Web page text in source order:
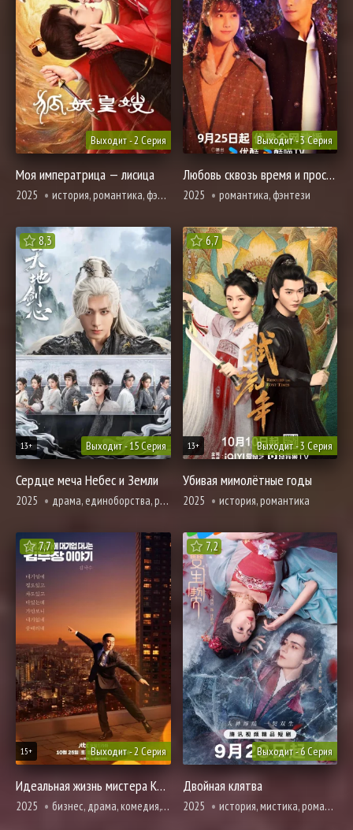
Выходит - 2 Серия
Моя императрица — лисица
2025 история, романтика, фэнтези
Выходит - 3 Серия
Любовь сквозь время и пространство
2025 романтика, фэнтези
8,3
Выходит - 15 Серия
13+
Сердце меча Небес и Земли
2025 драма, единоборства, романтика, фэнтези
6,7
Выходит - 3 Серия
13+
Убивая мимолётные годы
2025 история, романтика
7,7
Выходит - 2 Серия
15+
Идеальная жизнь мистера Кима
2025 бизнес, драма, комедия, повседневность
7,2
Выходит - 6 Серия
Двойная клятва
2025 история, мистика, романтика, фэнтези